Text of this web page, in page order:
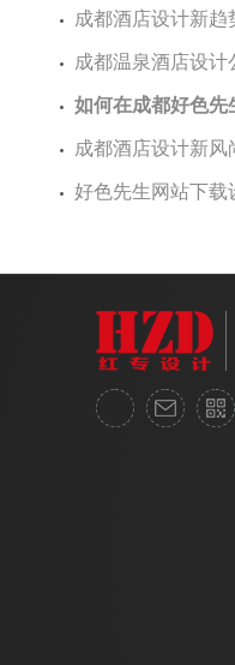
成都酒店设计新趋
成都温泉酒店设计
如何在成都好色先
成都酒店设计新风
好色先生网站下载